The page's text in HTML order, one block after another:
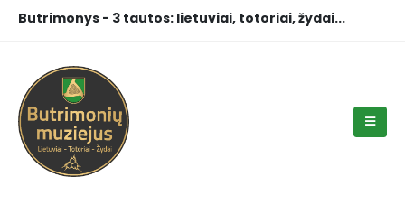
Butrimonys - 3 tautos: lietuviai, totoriai, žydai...